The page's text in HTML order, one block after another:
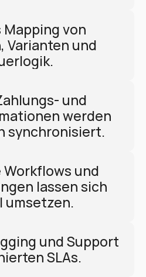
von
Varianten und
und
werden
synchronisiert.
und
lassen sich
umsetzen.
und Support
SLAs.